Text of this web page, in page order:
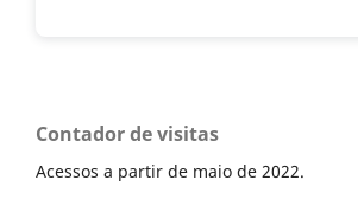
Contador de visitas
Acessos a partir de maio de 2022.